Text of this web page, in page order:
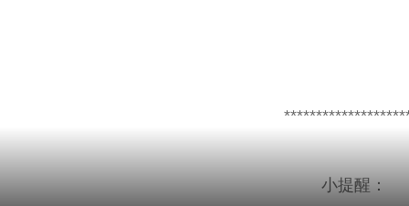
小提醒：